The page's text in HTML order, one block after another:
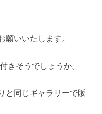
願いいたします。
きそうでしょうか。
と同じギャラリーで販